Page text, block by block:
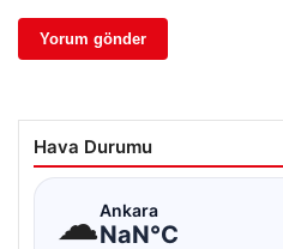
Hava Durumu
☁Ankara
NaN°C